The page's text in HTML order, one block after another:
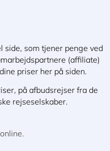
side, som tjener penge ved
(affiliate)
priser her på siden.
på afbudsrejser fra de
rejseselskaber.